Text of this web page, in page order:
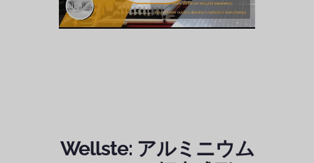
Wellste: アルミニウム